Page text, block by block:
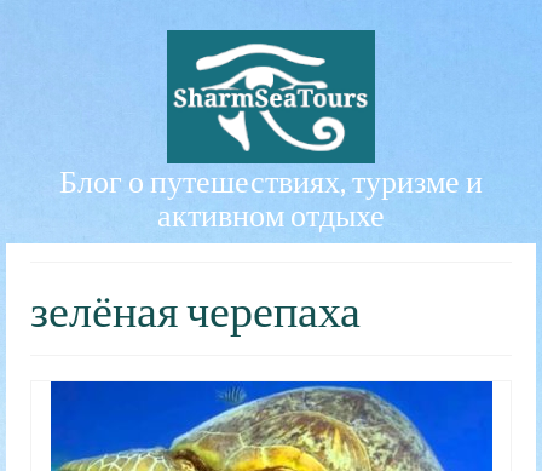
Блог о путешествиях, туризме и
активном отдыхе
зелёная черепаха